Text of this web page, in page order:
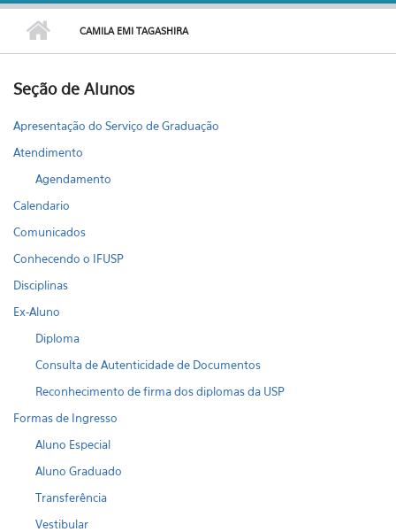
CAMILA EMI TAGASHIRA
Seção de Alunos
Apresentação do Serviço de Graduação
Atendimento
Agendamento
Calendario
Comunicados
Conhecendo o IFUSP
Disciplinas
Ex-Aluno
Diploma
Consulta de Autenticidade de Documentos
Reconhecimento de firma dos diplomas da USP
Formas de Ingresso
Aluno Especial
Aluno Graduado
Transferência
Vestibular